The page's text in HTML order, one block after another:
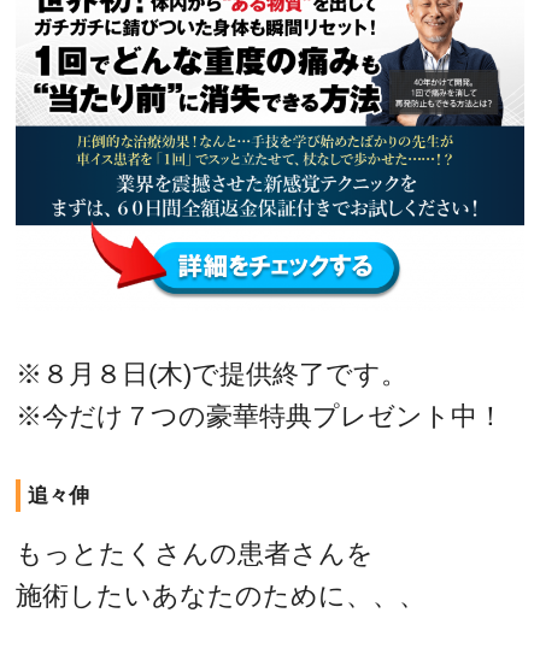
※８月８日(木)で提供終了です。
※今だけ７つの豪華特典プレゼント中！
追々伸
もっとたくさんの患者さんを
施術したいあなたのために、、、